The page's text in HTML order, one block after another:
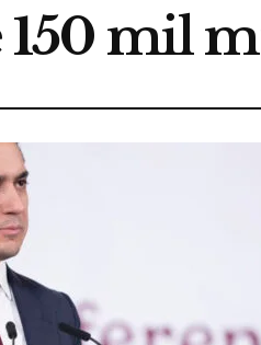
mil